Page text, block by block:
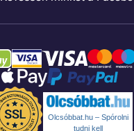
Olcsóbbat.hu – Spórolni
tudni kell